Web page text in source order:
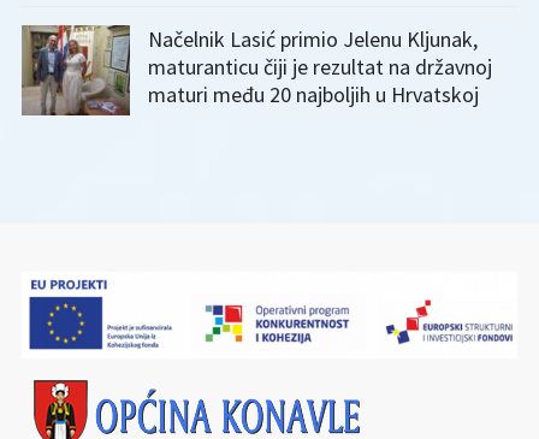
Načelnik Lasić primio Jelenu Kljunak,
maturanticu čiji je rezultat na državnoj
maturi među 20 najboljih u Hrvatskoj